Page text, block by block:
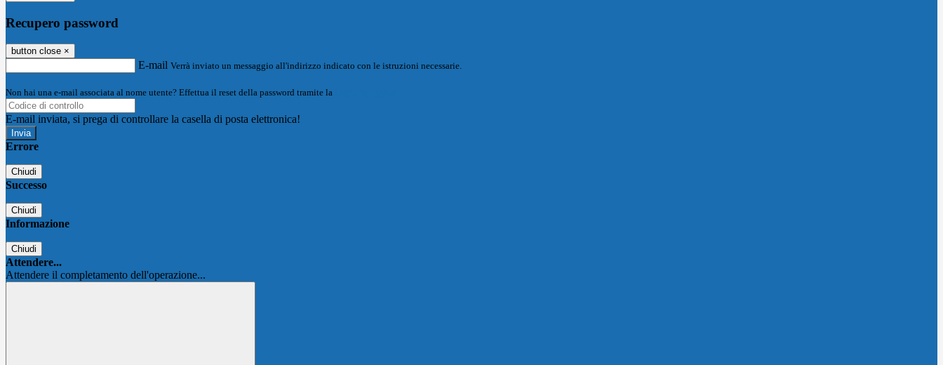
Recupero password
button close ×
E-mail Verrà inviato un messaggio all'indirizzo indicato con le istruzioni necessarie.
Non hai una e-mail associata al nome utente? Effettua il reset della password tramite la
E-mail inviata, si prega di controllare la casella di posta elettronica!
Errore
Chiudi
Successo
Chiudi
Informazione
Chiudi
Attendere...
Attendere il completamento dell'operazione...